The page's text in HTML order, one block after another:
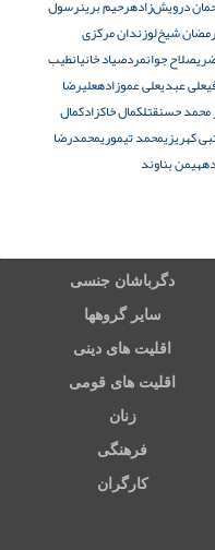
درویش‌زادهرحیم برینرسول
شیخ‌لوزندان مرکزی
صلاح جوانمردصیاد خانیانطیب
علی عبدیعلی عموزادهعلیرضا
محمد حسنقتلکمال خاکزادکمال
کهریزیمحمد تیموریمحمدرضا
هیمن بناوند
دگرباشان جنسی
سایر گروهها
اقلیت های دینی
اقلیت های قومی
زنان
فرهنگی
کارگران